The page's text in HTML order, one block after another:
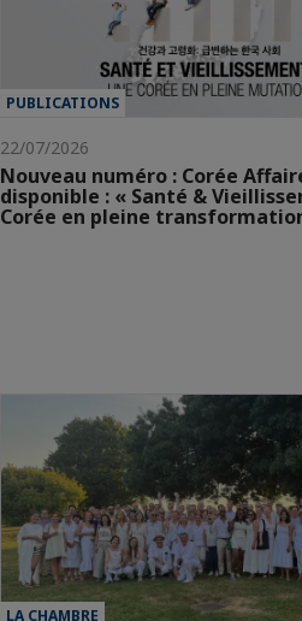
PUBLICATIONS
22/07/2026
Nouveau numéro : Corée
disponible : « Santé &
Corée en pleine
LA CHAMBRE